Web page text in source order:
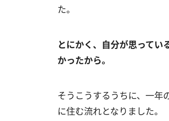
た。
とにかく、自分が思ってい
かったから。
そうこうするうちに、一年
に住む流れとなりました。